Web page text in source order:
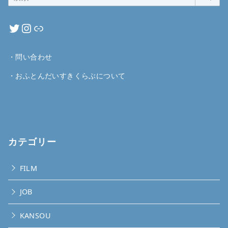
・ 問い合わせ
・ おふとんだいすきくらぶについて
カテゴリー
FILM
JOB
KANSOU